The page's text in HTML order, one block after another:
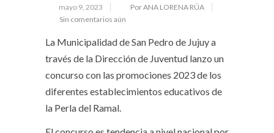
mayo 9, 2023
Por ANA LORENA RÚA
Sin comentarios aún
La Municipalidad de San Pedro de Jujuy a
través de la Dirección de Juventud lanzo un
concurso con las promociones 2023 de los
diferentes establecimientos educativos de
la Perla del Ramal.